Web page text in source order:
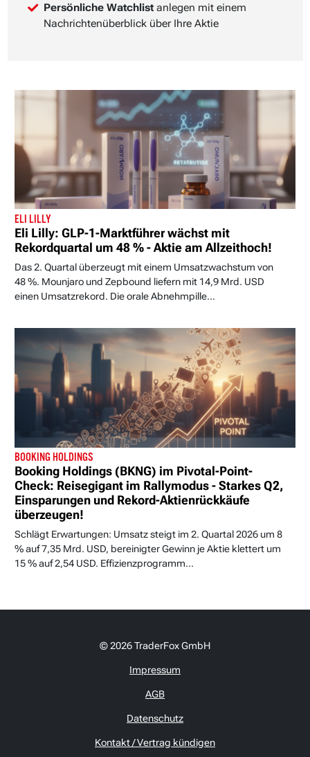
Persönliche Watchlist anlegen mit einem
Nachrichtenüberblick über Ihre Aktie
ELI LILLY
Eli Lilly: GLP-1-Marktführer wächst mit
Rekordquartal um 48 % - Aktie am Allzeithoch!
Das 2. Quartal überzeugt mit einem Umsatzwachstum von
48 %. Mounjaro und Zepbound liefern mit 14,9 Mrd. USD
einen Umsatzrekord. Die orale Abnehmpille...
BOOKING HOLDINGS
Booking Holdings (BKNG) im Pivotal-Point-
Check: Reisegigant im Rallymodus - Starkes Q2,
Einsparungen und Rekord-Aktienrückkäufe
überzeugen!
Schlägt Erwartungen: Umsatz steigt im 2. Quartal 2026 um 8
% auf 7,35 Mrd. USD, bereinigter Gewinn je Aktie klettert um
15 % auf 2,54 USD. Effizienzprogramm...
© 2026 TraderFox GmbH
Impressum
AGB
Datenschutz
Kontakt / Vertrag kündigen